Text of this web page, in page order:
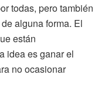
todas, pero también
alguna forma. El
están
idea es ganar el
no ocasionar